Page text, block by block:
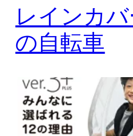
レインカ
の自転車